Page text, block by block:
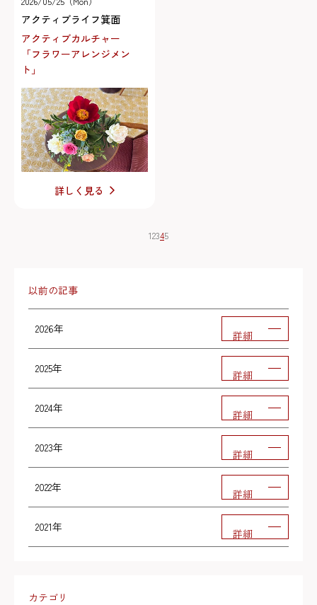
アクティブライフ箕面
アクティブカルチャー
「フラワーアレンジメン
ト」
詳しく見る
12345
以前の記事
2026年 詳細
2025年 詳細
2024年 詳細
2023年 詳細
2022年 詳細
2021年 詳細
カテゴリ